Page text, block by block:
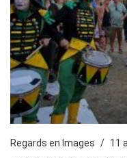
Regards en Images 11